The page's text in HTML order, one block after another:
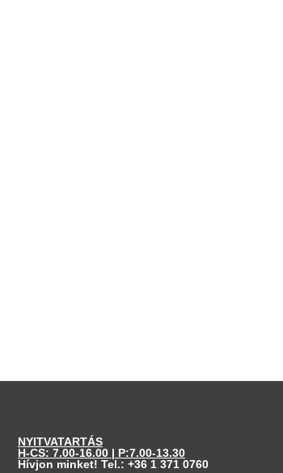
NYITVATARTÁS
H-CS: 7.00-16.00 | P:7.00-13.30
Hívjon minket! Tel.: +36 1 371 0760